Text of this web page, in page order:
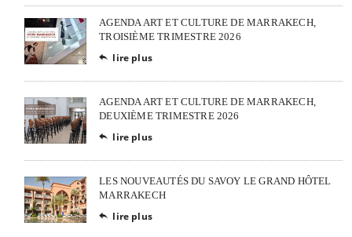
AGENDA ART ET CULTURE DE MARRAKECH,
TROISIÈME TRIMESTRE 2026
 lire plus
AGENDA ART ET CULTURE DE MARRAKECH,
DEUXIÈME TRIMESTRE 2026
 lire plus
LES NOUVEAUTÉS DU SAVOY LE GRAND HÔTEL
MARRAKECH
 lire plus